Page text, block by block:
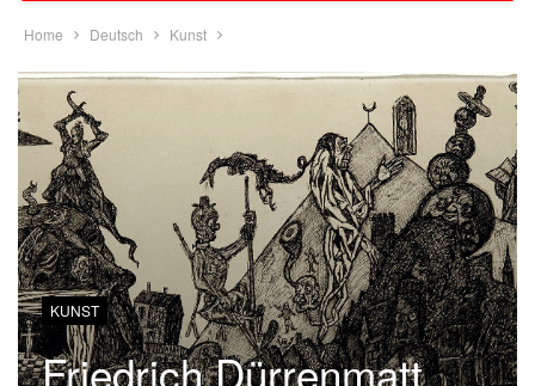
Home Deutsch Kunst
KUNST
Friedrich Dürrenmatt,